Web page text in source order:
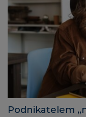
Podnikatelem